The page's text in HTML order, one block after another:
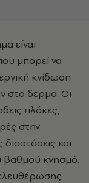
είναι
μπορεί να
κνίδωση
στο δέρμα. Οι
πλάκες,
στην
και
βαθμού κνησμό.